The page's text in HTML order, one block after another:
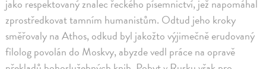
jako respektovaný znalec řeckého písemnictví, jež napomáhal
zprostředkovat tamním humanistům. Odtud jeho kroky
směřovaly na Athos, odkud byl jakožto výjimečně erudovaný
filolog povolán do Moskvy, abyzde vedl práce na opravě